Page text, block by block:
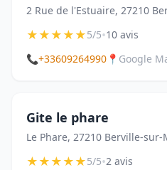
2 Rue de l'Estuaire, 27210
★★★★★5/5•10 avis
📞+33609264990 📍 Google
Gite le phare
Le Phare, 27210 Berville-sur-
★★★★★5/5•2 avis